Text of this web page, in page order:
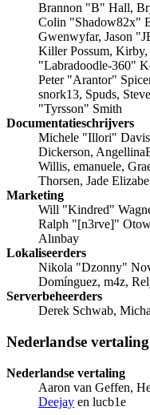
Brannon "B" Hall,
Colin "Shadow82x"
Gwenwyfar, Jason
Killer Possum,
"Labradoodle-360"
Peter "Arantor"
snork13, Spuds,
"Tyrsson" Smith
Documentatieschrijvers
Michele "Illori"
Dickerson,
Willis, emanuele,
Thorsen, Jade
Marketing
Will "Kindred"
Ralph "[n3rve]"
Alınbay
Lokaliseerders
Nikola "Dzonny"
Domínguez, m4z,
Serverbeheerders
Derek Schwab,
Nederlandse vertaling
Nederlandse vertaling
Aaron van Geffen,
Deejay en lucb1e